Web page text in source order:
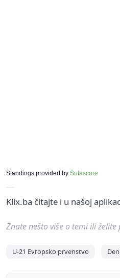
Standings provided by Sofascore
Klix.ba čitajte i u našoj
Znate nešto više o temi ili
U-21 Evropsko prvenstvo